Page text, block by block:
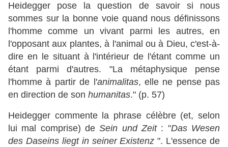
Heidegger pose la question de savoir si nous
sommes sur la bonne voie quand nous définissons
l'homme comme un vivant parmi les autres, en
l'opposant aux plantes, à l'animal ou à Dieu, c'est-à-
dire en le situant à l'intérieur de l'étant comme un
étant parmi d'autres. "La métaphysique pense
l'homme à partir de l'animalitas, elle ne pense pas
en direction de son humanitas." (p. 57)
Heidegger commente la phrase célèbre (et, selon
lui mal comprise) deSein und Zeit: "Das Wesen
des Daseins liegt in seiner Existenz". L'essence de